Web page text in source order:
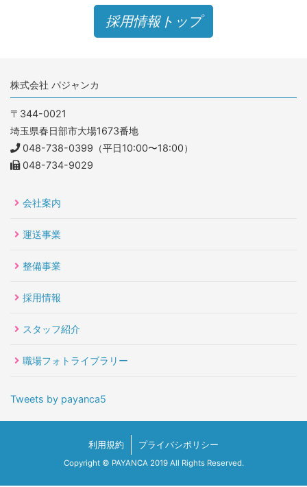
採用情報トップ
株式会社 パジャンカ
〒344-0021
埼玉県春日部市大場1673番地
048-738-0399（平日10:00〜18:00）
048-734-9029
会社案内
運送事業
整備事業
採用情報
スタッフ紹介
職場フォトライブラリー
Tweets by payanca5
利用規約 プライバシポリシー
Copyright © PAYANCA 2019 All Rights Reserved.